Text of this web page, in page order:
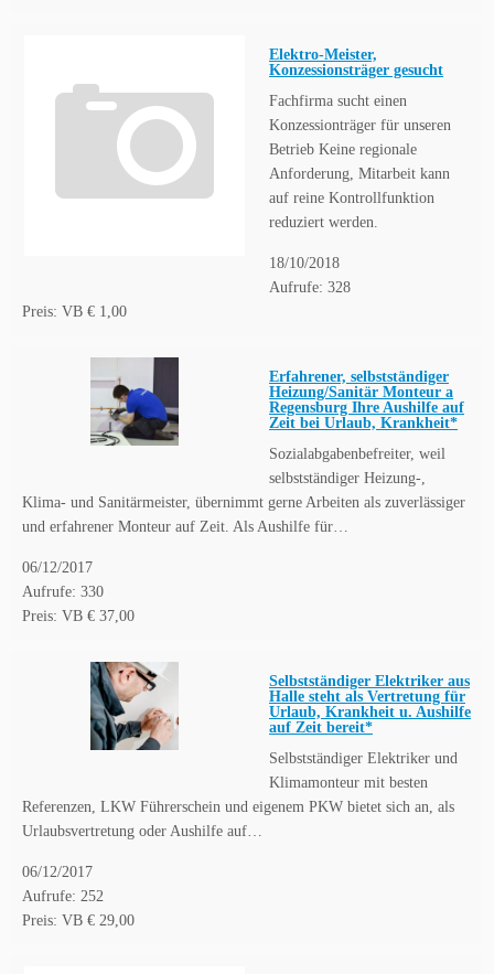
Elektro-Meister,
Konzessionsträger gesucht
Fachfirma sucht einen
Konzessionträger für unseren
Betrieb Keine regionale
Anforderung, Mitarbeit kann
auf reine Kontrollfunktion
reduziert werden.
18/10/2018
Aufrufe: 328
Preis: VB € 1,00
Erfahrener, selbstständiger
Heizung/Sanitär Monteur a
Regensburg Ihre Aushilfe auf
Zeit bei Urlaub, Krankheit*
Sozialabgabenbefreiter, weil
selbstständiger Heizung-,
Klima- und Sanitärmeister, übernimmt gerne Arbeiten als zuverlässiger
und erfahrener Monteur auf Zeit. Als Aushilfe für…
06/12/2017
Aufrufe: 330
Preis: VB € 37,00
Selbstständiger Elektriker aus
Halle steht als Vertretung für
Urlaub, Krankheit u. Aushilfe
auf Zeit bereit*
Selbstständiger Elektriker und
Klimamonteur mit besten
Referenzen, LKW Führerschein und eigenem PKW bietet sich an, als
Urlaubsvertretung oder Aushilfe auf…
06/12/2017
Aufrufe: 252
Preis: VB € 29,00